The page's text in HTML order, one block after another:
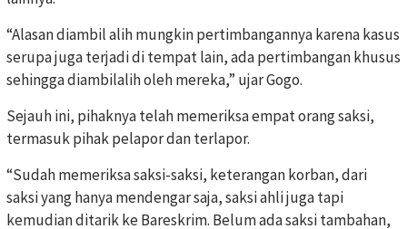
“Alasan diambil alih mungkin pertimbangannya karena kasus
serupa juga terjadi di tempat lain, ada pertimbangan khusus
sehingga diambilalih oleh mereka,” ujar Gogo.
Sejauh ini, pihaknya telah memeriksa empat orang saksi,
termasuk pihak pelapor dan terlapor.
“Sudah memeriksa saksi-saksi, keterangan korban, dari
saksi yang hanya mendengar saja, saksi ahli juga tapi
kemudian ditarik ke Bareskrim. Belum ada saksi tambahan,